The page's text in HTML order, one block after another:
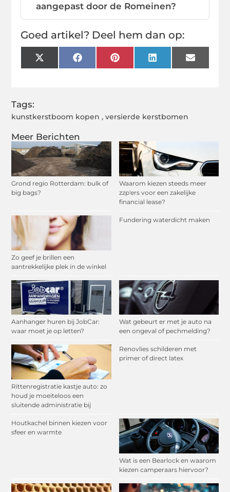
Meer Berichten
Grond regio Rotterdam: bulk of
big bags?
Waarom kiezen steeds meer
zzp'ers voor een zakelijke
financial lease?
Zo geef je brillen een
aantrekkelijke plek in de winkel
Fundering waterdicht maken
Aanhanger huren bij JobCar:
waar moet je op letten?
Wat gebeurt er met je auto na
een ongeval of pechmelding?
Rittenregistratie kastje auto: zo
houd je moeiteloos een
sluitende administratie bij
Renovlies schilderen met
primer of direct latex
Houtkachel binnen kiezen voor
sfeer en warmte
Wat is een Bearlock en waarom
kiezen camperaars hiervoor?
aangepast door de Romeinen?
Goed artikel? Deel hem dan op:
X
(Twitter)
FacebookPinterestLinkedInEmail
Tags:
kunstkerstboom kopen ,versierde kerstbomen